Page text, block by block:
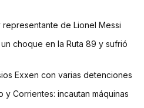
de Lionel Messi
choque en la Ruta 89 y sufrió
Exxen con varias detenciones
Corrientes: incautan máquinas